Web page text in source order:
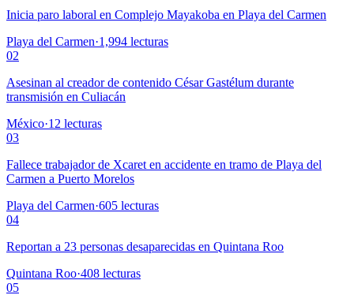
Inicia paro laboral en Complejo Mayakoba en Playa del Carmen
Playa del Carmen·1,994 lecturas
02
Asesinan al creador de contenido César Gastélum durante
transmisión en Culiacán
México·12 lecturas
03
Fallece trabajador de Xcaret en accidente en tramo de Playa del
Carmen a Puerto Morelos
Playa del Carmen·605 lecturas
04
Reportan a 23 personas desaparecidas en Quintana Roo
Quintana Roo·408 lecturas
05